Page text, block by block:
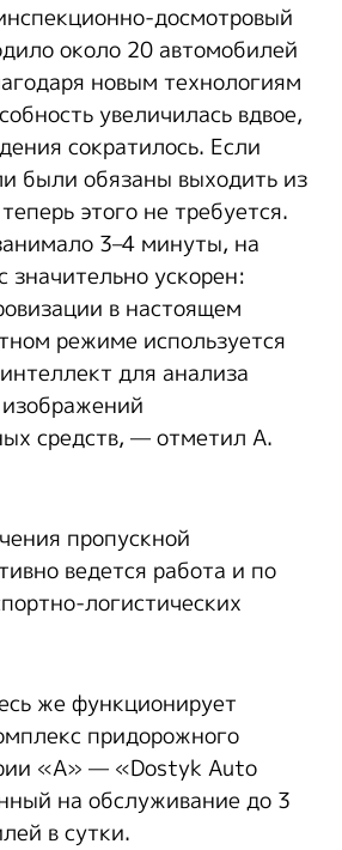
досмотровый
около 20 автомобилей
новым технологиям
увеличилась вдвое,
сократилось. Если
были обязаны выходить из
этого не требуется.
3–4 минуты, на
значительно ускорен:
в настоящем
режиме используется
для анализа
средств, — отметил А.
пропускной
ведется работа и по
логистических
же функционирует
придорожного
«А» — «Dostyk Auto
на обслуживание до 3
в сутки.